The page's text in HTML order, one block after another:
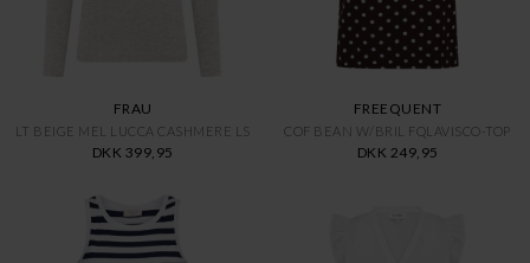
FRAU
LT BEIGE MEL LUCCA CASHMERE LS
DKK 399,95
FREEQUENT
COF BEAN W/BRIL FQLAVISCO-TOP
DKK 249,95